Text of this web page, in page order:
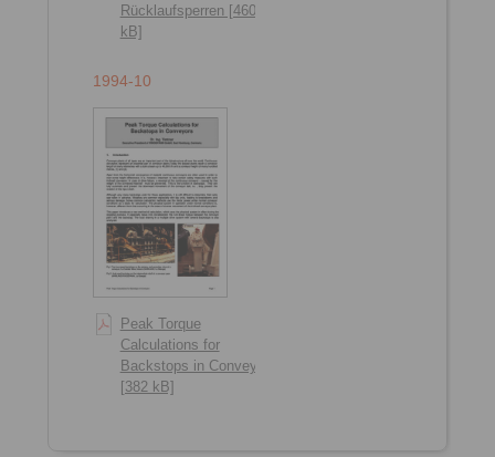
Rücklaufsperren [460
kB]
1994-10
Peak Torque
Calculations for
Backstops in Conveyors
[382 kB]